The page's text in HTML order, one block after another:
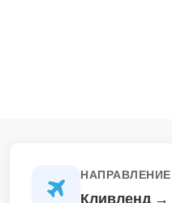
НАПРАВЛЕНИЕ
Кливленд